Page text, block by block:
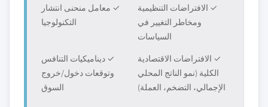
✓ الافتراضات التنظيمية
ومخاطر التغيير في
السياسات
✓ معامل منحنى انتشار
التكنولوجيا
✓ الافتراضات الاقتصادية
الكلية (نمو الناتج المحلي
الإجمالي، التضخم، العملة)
✓ ديناميكيات التنافس
وتوقعات دخول/خروج
السوق